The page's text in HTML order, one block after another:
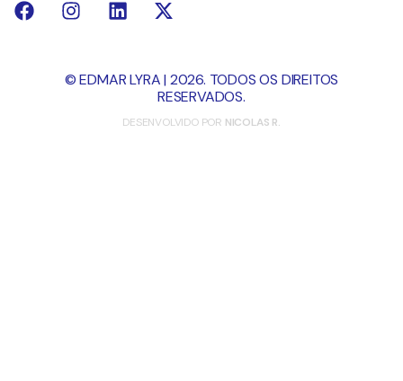
© EDMAR LYRA | 2026. TODOS OS DIREITOS
RESERVADOS.
DESENVOLVIDO POR NICOLAS R.